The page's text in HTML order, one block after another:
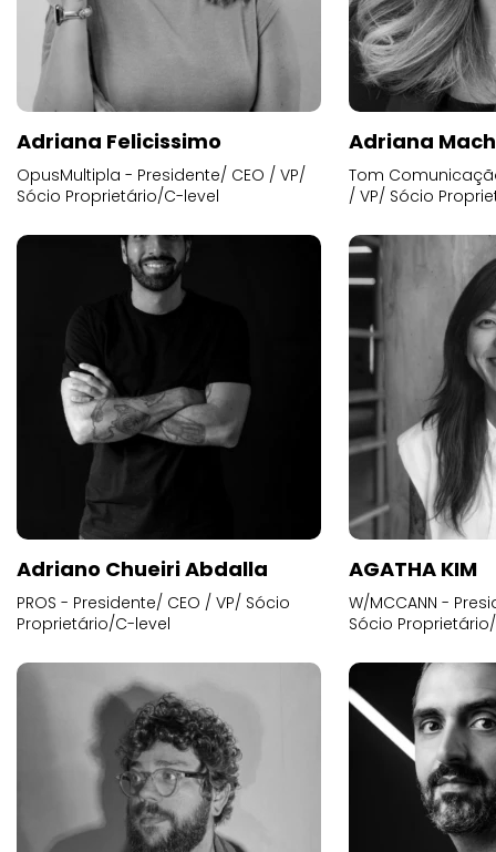
Adriana Felicissimo
OpusMultipla - Presidente/ CEO / VP/
Sócio Proprietário/C-level
Adriana
Tom
/ VP/ Sócio
Adriano Chueiri Abdalla
PROS - Presidente/ CEO / VP/ Sócio
Proprietário/C-level
AGATHA KIM
W/MCCANN -
Sócio